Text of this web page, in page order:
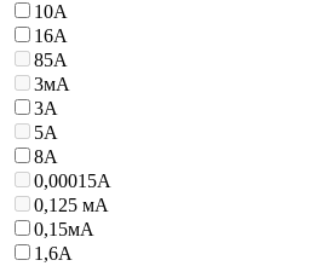
10А
16А
85А
3мА
3А
5А
8А
0,00015А
0,125 мА
0,15мА
1,6А